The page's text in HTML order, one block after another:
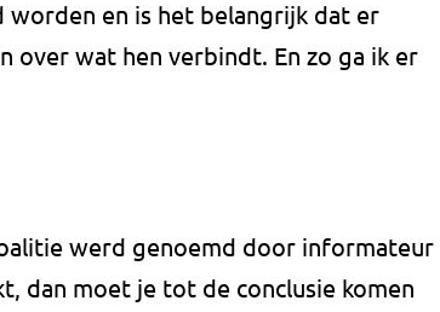
en is het belangrijk dat er
over wat hen verbindt. En zo ga ik er
werd genoemd door informateur
dan moet je tot de conclusie komen